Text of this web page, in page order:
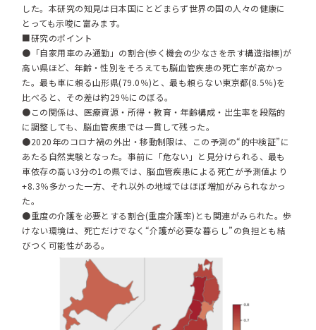
した。本研究の知見は日本国にとどまらず世界の国の人々の健康に
とっても示唆に富みます。
■研究のポイント
●「自家用車のみ通勤」の割合(歩く機会の少なさを示す構造指標)が
高い県ほど、年齢・性別をそろえても脳血管疾患の死亡率が高かっ
た。最も車に頼る山形県(79.0％)と、最も頼らない東京都(8.5％)を
比べると、その差は約29％にのぼる。
●この関係は、医療資源・所得・教育・年齢構成・出生率を段階的
に調整しても、脳血管疾患では一貫して残った。
●2020年のコロナ禍の外出・移動制限は、この予測の“的中検証”に
あたる自然実験となった。事前に「危ない」と見分けられる、最も
車依存の高い3分の1の県では、脳血管疾患による死亡が予測値より
+8.3％多かった一方、それ以外の地域ではほぼ増加がみられなかっ
た。
●重度の介護を必要とする割合(重度介護率)とも関連がみられた。歩
けない環境は、死亡だけでなく“介護が必要な暮らし”の負担とも結
びつく可能性がある。